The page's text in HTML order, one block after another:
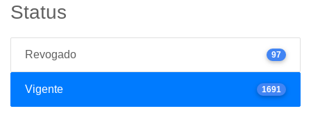
Status
Revogado 97
Vigente 1691